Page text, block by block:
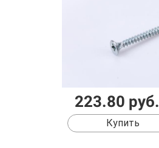
223.80 руб.
Купить